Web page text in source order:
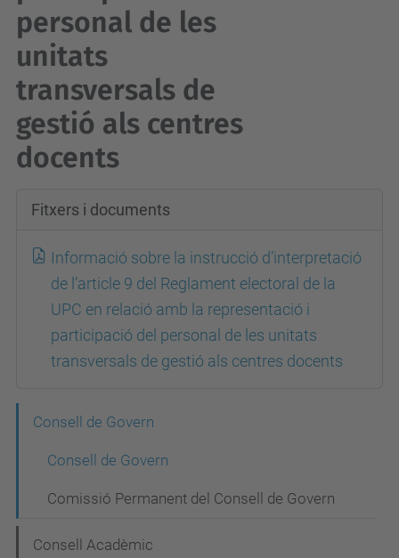
personal de les
unitats
transversals de
gestió als centres
docents
Fitxers i documents
Informació sobre la instrucció d’interpretació
de l’article 9 del Reglament electoral de la
UPC en relació amb la representació i
participació del personal de les unitats
transversals de gestió als centres docents
e
Consell de Govern
Consell de Govern
Comissió Permanent del Consell de Govern
Consell Acadèmic